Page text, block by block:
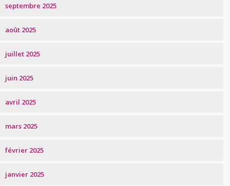
septembre 2025
août 2025
juillet 2025
juin 2025
avril 2025
mars 2025
février 2025
janvier 2025